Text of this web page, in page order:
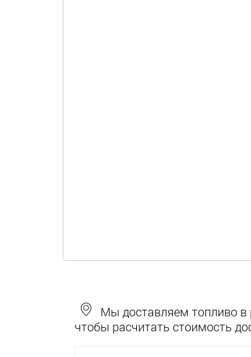
Мы доставляем топливо в
чтобы расчитать стоимость